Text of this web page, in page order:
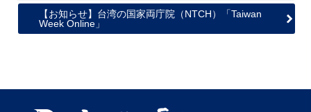
マ
プ
【お知らせ】台湾の国家両庁院（NTCH）「Taiwan
Week Online」